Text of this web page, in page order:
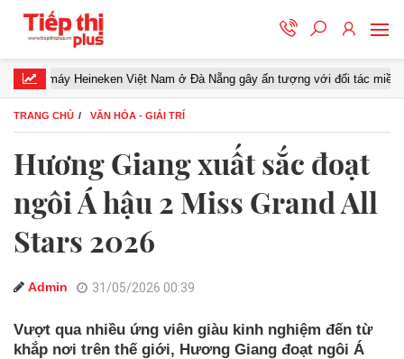
Việt Nam ở Đà Nẵng gây ấn tượng với đối tác miền Trung
TRANG CHỦ VĂN HÓA - GIẢI TRÍ
Hương Giang xuất sắc đoạt
ngôi Á hậu 2 Miss Grand All
Stars 2026
Admin 31/05/2026 00:39
Vượt qua nhiều ứng viên giàu kinh nghiệm đến từ
khắp nơi trên thế giới, Hương Giang đoạt ngôi Á